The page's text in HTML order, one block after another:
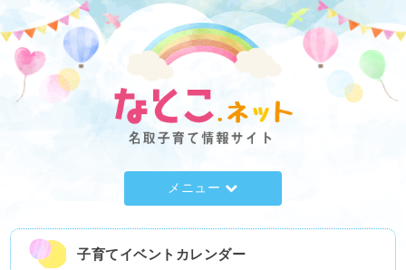
メニュー
子育てイベントカレンダー